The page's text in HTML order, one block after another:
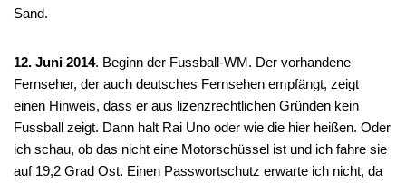
Sand.
12. Juni 2014. Beginn der Fussball-WM. Der vorhandene
Fernseher, der auch deutsches Fernsehen empfängt, zeigt
einen Hinweis, dass er aus lizenzrechtlichen Gründen kein
Fussball zeigt. Dann halt Rai Uno oder wie die hier heißen. Oder
ich schau, ob das nicht eine Motorschüssel ist und ich fahre sie
auf 19,2 Grad Ost. Einen Passwortschutz erwarte ich nicht, da